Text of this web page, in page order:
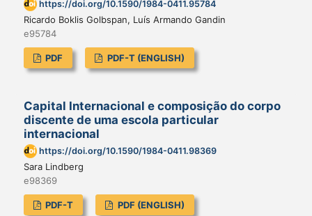
https://doi.org/10.1590/1984-0411.95784
Ricardo Boklis Golbspan, Luís Armando Gandin
e95784
PDF PDF-T (ENGLISH)
Capital Internacional e composição do corpo
discente de uma escola particular
internacional
https://doi.org/10.1590/1984-0411.98369
Sara Lindberg
e98369
PDF-T PDF (ENGLISH)